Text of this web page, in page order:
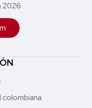
2026
colombiana